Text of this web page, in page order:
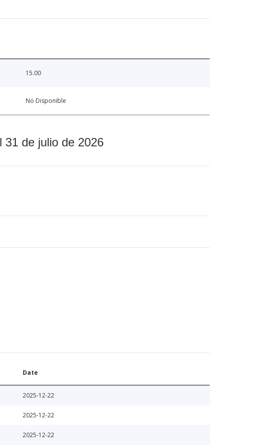
15.00
No Disponible
31 de julio de 2026
Date
2025-12-22
2025-12-22
2025-12-22